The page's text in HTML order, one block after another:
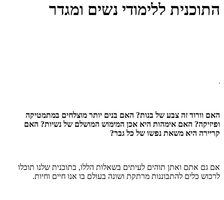
התוכנית ללימודי נשים ומגדר
האם וורוד זה צבע של בנות? האם בנים יותר מוצלחים במתמטיקה
ופיזיקה? האם אימהות היא אכן המימוש המושלם של נשיות? האם
קריירה היא משאת נפשו של כל גבר?
אם גם אתם ואתן תוהים לעיתים בשאלות הללו, בתוכנית שלנו תוכלו
לרכוש כלים להתבוננות מרתקת ושונה בעולם בו אנו חיים וחיות.